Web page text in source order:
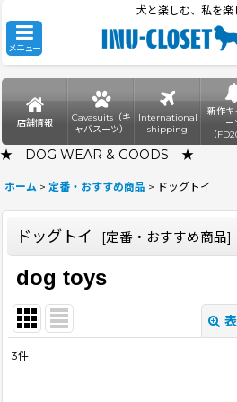
犬と楽しむ、私を楽
メニュー
店舗情報
Cavasuits（キ
ャバスーツ）
International
shipping
新作キ
ー
（
★ DOG WEAR & GOODS ★
ホーム > 定番・おすすめ商品 > ドッグトイ
ドッグトイ [定番・おすすめ商品]
dog toys
3件